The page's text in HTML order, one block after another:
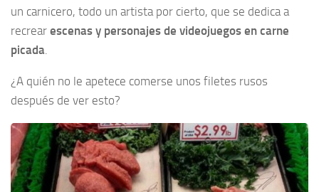
un carnicero, todo un artista por cierto, que se dedica a
recrear escenas y personajes de videojuegos en carne
picada
¿A quién no le apetece comerse unos filetes rusos
después de ver esto?